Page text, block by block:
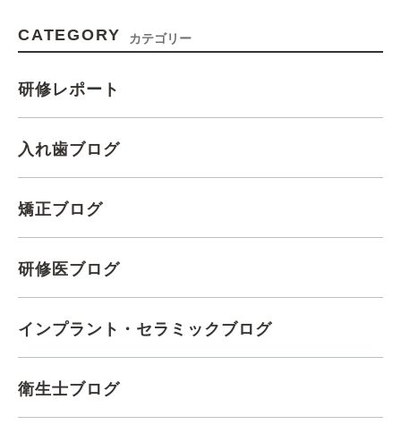
CATEGORY カテゴリー
研修レポート
入れ歯ブログ
矯正ブログ
研修医ブログ
インプラント・セラミックブログ
衛生士ブログ